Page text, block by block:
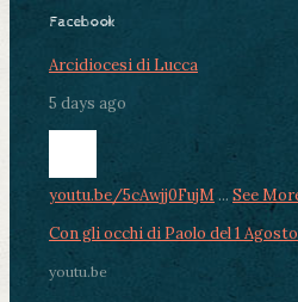
Facebook
Arcidiocesi di Lucca
5 days ago
youtu.be/5cAwjj0FujM ... See
Con gli occhi di Paolo del 1
youtu.be